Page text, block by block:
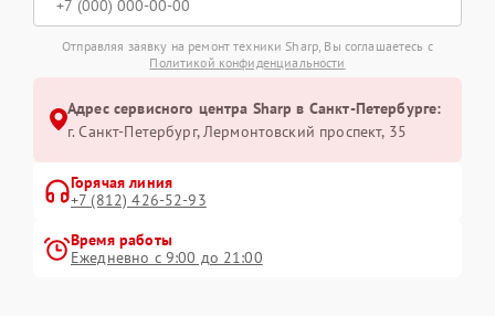
Отправляя заявку на ремонт техники Sharp, Вы соглашаетесь с
Политикой конфиденциальности
Адрес сервисного центра Sharp в Санкт-Петербурге:
г. Санкт-Петербург, Лермонтовский проспект, 35
Горячая линия
+7 (812) 426-52-93
Время работы
Ежедневно с 9:00 до 21:00